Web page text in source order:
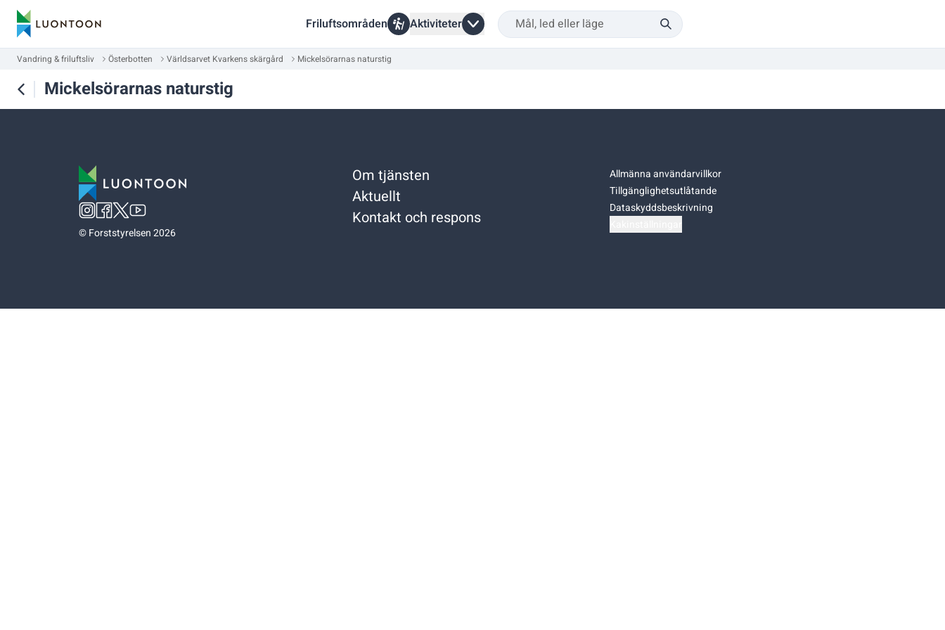
Friluftsområden Aktiviteter
Vandring & friluftsliv Österbotten Världsarvet Kvarkens skärgård Mickelsörarnas naturstig
Mickelsörarnas naturstig
©Forststyrelsen 2026
Om tjänsten
Aktuellt
Kontakt och respons
Allmänna användarvillkor
Tillgänglighetsutlåtande
Dataskyddsbeskrivning